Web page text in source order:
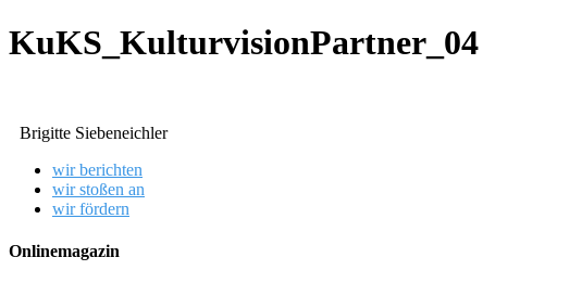
KuKS_KulturvisionPartner_04
Brigitte Siebeneichler
wir berichten
wir stoßen an
wir fördern
Onlinemagazin